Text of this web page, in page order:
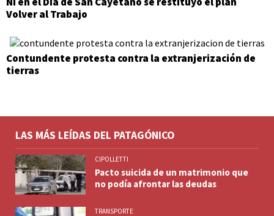
Volver al Trabajo
Contundente protesta contra la extranjerización de
tierras
LAS MÁS LEÍDAS DEL PATAGÓNICO
CIPOLLETTI
Pacto suicida de un matrimonio que
no podía afrontar las deudas
TRANSPORTE